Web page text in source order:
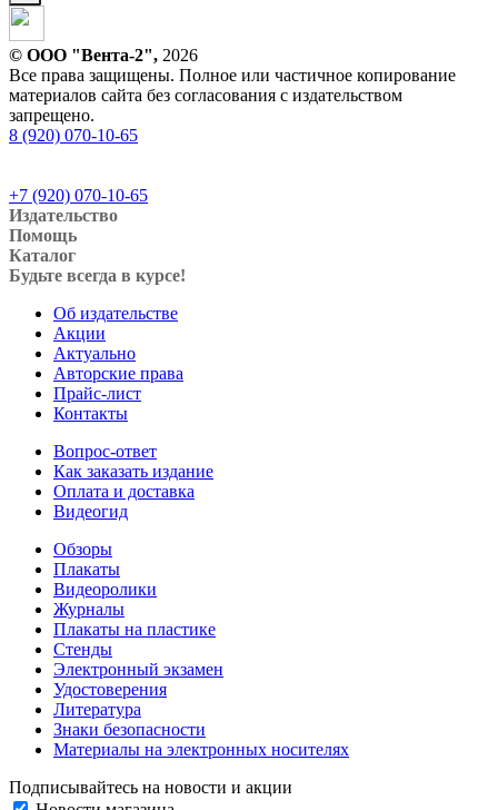
© ООО "Вента-2", 2026
Все права защищены. Полное или частичное копирование
материалов сайта без согласования с издательством
запрещено.
8 (920) 070-10-65
+7 (920) 070-10-65
Издательство
Помощь
Каталог
Будьте всегда в курсе!
Об издательстве
Акции
Актуально
Авторские права
Прайс-лист
Контакты
Вопрос-ответ
Как заказать издание
Оплата и доставка
Видеогид
Обзоры
Плакаты
Видеоролики
Журналы
Плакаты на пластике
Стенды
Электронный экзамен
Удостоверения
Литература
Знаки безопасности
Материалы на электронных носителях
Подписывайтесь на новости и акции